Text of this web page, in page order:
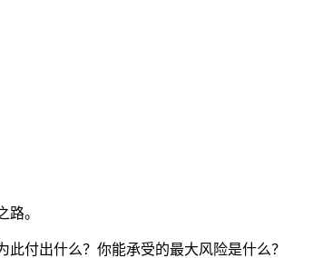
。
付出什么？你能承受的最大风险是什么？